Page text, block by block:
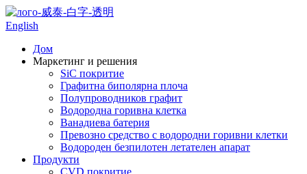
English
Дом
Маркетинг и решения
SiC покритие
Графитна биполярна плоча
Полупроводников графит
Водородна горивна клетка
Ванадиева батерия
Превозно средство с водородни горивни клетки
Водороден безпилотен летателен апарат
Продукти
CVD покритие